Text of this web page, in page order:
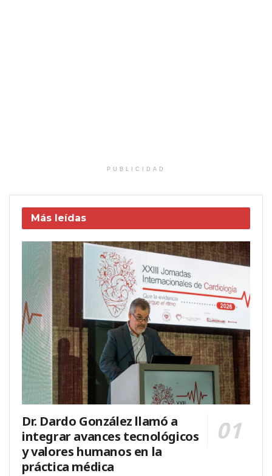
PUBLICIDAD
Más leídas
Dr. Dardo González llamó a
integrar avances tecnológicos
y valores humanos en la
práctica médica